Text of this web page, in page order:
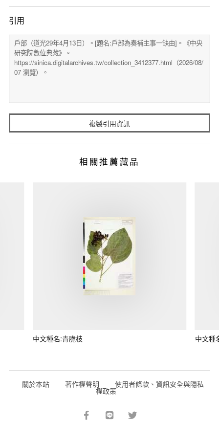
引用
複製引用資訊
相關推薦藏品
中文種名:青脆枝 中文種
關於本站 著作權聲明 使用者條款、資訊安全與隱私
權政策